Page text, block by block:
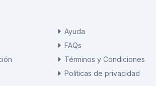
Ayuda
FAQs
Términos y Condiciones
Políticas de privacidad